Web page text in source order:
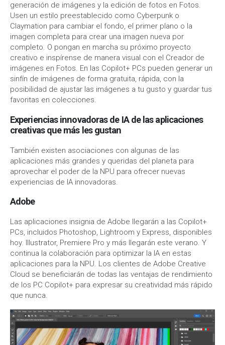
generación de imágenes y la edición de fotos en Fotos.
Usen un estilo preestablecido como Cyberpunk o
Claymation para cambiar el fondo, el primer plano o la
imagen completa para crear una imagen nueva por
completo. O pongan en marcha su próximo proyecto
creativo e inspírense de manera visual con el Creador de
imágenes en Fotos. En las Copilot+ PCs pueden generar un
sinfín de imágenes de forma gratuita, rápida, con la
posibilidad de ajustar las imágenes a tu gusto y guardar tus
favoritas en colecciones.
Experiencias innovadoras de IA de las aplicaciones
creativas que más les gustan
También existen asociaciones con algunas de las
aplicaciones más grandes y queridas del planeta para
aprovechar el poder de la NPU para ofrecer nuevas
experiencias de IA innovadoras.
Adobe
Las aplicaciones insignia de Adobe llegarán a las Copilot+
PCs, incluidos Photoshop, Lightroom y Express, disponibles
hoy. Illustrator, Premiere Pro y más llegarán este verano. Y
continua la colaboración para optimizar la IA en estas
aplicaciones para la NPU. Los clientes de Adobe Creative
Cloud se beneficiarán de todas las ventajas de rendimiento
de los PC Copilot+ para expresar su creatividad más rápido
que nunca.